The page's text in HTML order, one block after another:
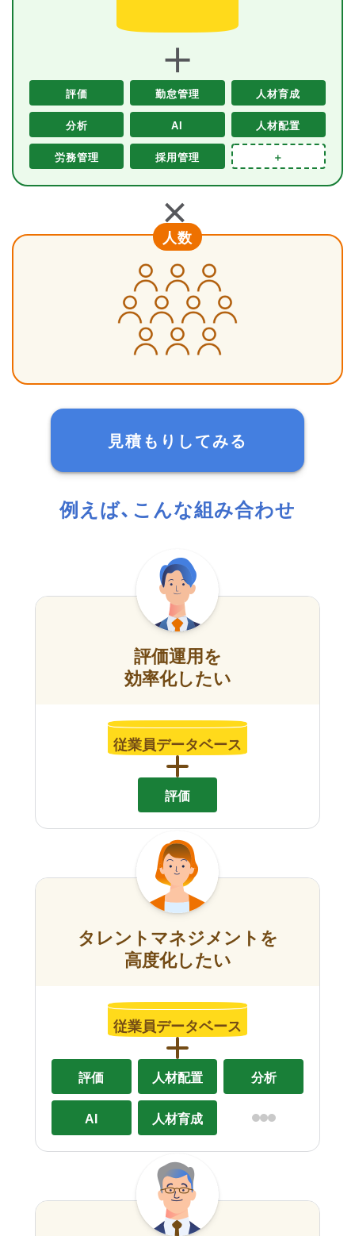
＋
評価 勤怠管理 人材育成
分析 AI 人材配置
労務管理 採用管理 ＋
＋
人数
見積もりしてみる
例えば、こんな組み合わせ
評価運用を
効率化したい
従業員データベース
評価
タレントマネジメントを
高度化したい
従業員データベース
評価 人材配置 分析
AI 人材育成